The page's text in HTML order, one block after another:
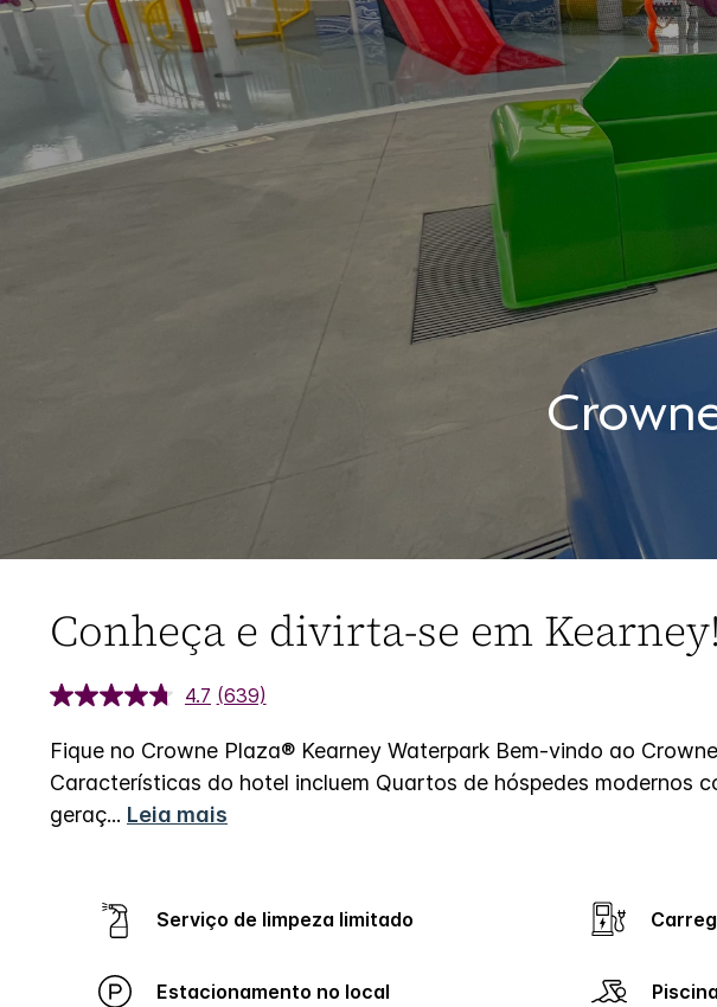
Conheça e divirta-se em Kearney!
4.7 (639)
Fique no Crowne Plaza® Kearney Waterpark Bem-vindo ao
Características do hotel incluem Quartos de hóspedes modernos
geraç... Leia mais
Serviço de limpeza limitado
Estacionamento no local Piscina